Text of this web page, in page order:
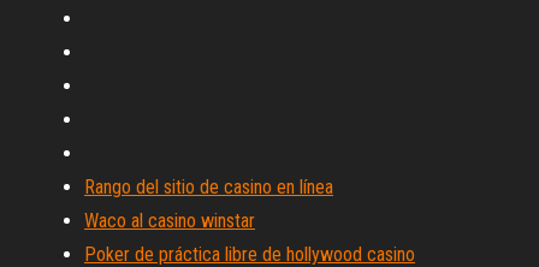
Rango del sitio de casino en línea
Waco al casino winstar
Poker de práctica libre de hollywood casino